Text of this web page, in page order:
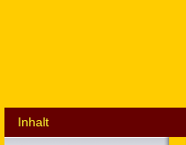
Inhalt